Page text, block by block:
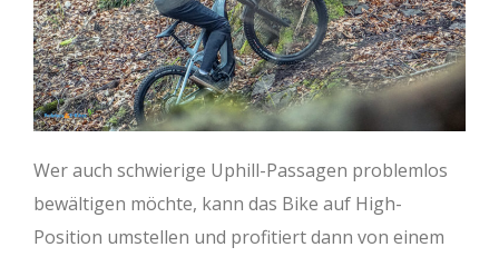
Wer auch schwierige Uphill-Passagen problemlos
bewältigen möchte, kann das Bike auf High-
Position umstellen und profitiert dann von einem